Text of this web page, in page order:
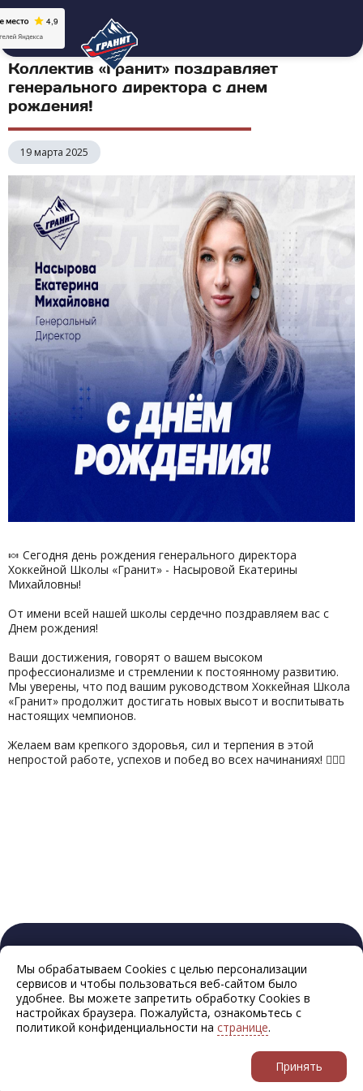
Коллектив «Гранит» поздравляет
генерального директора с днем
рождения!
19 марта 2025
🍬 Сегодня день рождения генерального директора
Хоккейной Школы «Гранит» - Насыровой Екатерины
Михайловны!
От имени всей нашей школы сердечно поздравляем вас с
Днем рождения!
Ваши достижения, говорят о вашем высоком
профессионализме и стремлении к постоянному развитию.
Мы уверены, что под вашим руководством Хоккейная Школа
«Гранит» продолжит достигать новых высот и воспитывать
настоящих чемпионов.
Желаем вам крепкого здоровья, сил и терпения в этой
непростой работе, успехов и побед во всех начинаниях! ❤️‍🔥🏒
Мы обрабатываем Cookies с целью персонализации
сервисов и чтобы пользоваться веб-сайтом было
удобнее. Вы можете запретить обработку Cookies в
настройках браузера. Пожалуйста, ознакомьтесь с
политикой конфиденциальности на странице.
Принять